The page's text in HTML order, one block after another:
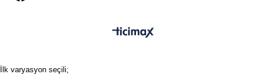
İlk varyasyon seçili;